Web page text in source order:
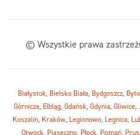
© Wszystkie prawa
Białystok, Bielsko Biała, Bydgoszcz,
Górnicza, Elbląg, Gdańsk, Gdynia, Gliwice,
Koszalin, Kraków, Legionowo, Legnica,
Otwock, Piaseczno, Płock, Poznań,